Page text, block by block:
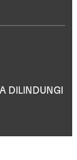
DILINDUNGI